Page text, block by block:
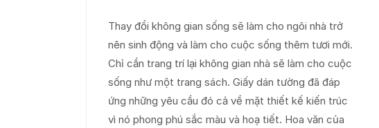
Thay đổi không gian sống sẽ làm cho ngôi nhà trở
nên sinh động và làm cho cuộc sống thêm tươi mới.
Chỉ cần trang trí lại không gian nhà sẽ làm cho cuộc
sống như một trang sách. Giấy dán tường đã đáp
ứng những yêu cầu đó cả về mặt thiết kế kiến trúc
vì nó phong phú sắc màu và hoạ tiết. Hoa văn của